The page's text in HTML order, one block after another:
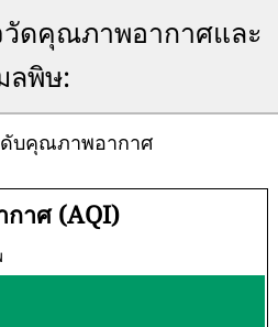
วัดคุณภาพอากาศและ
ลพิษ:
ดับคุณภาพอากาศ
าศ (AQI)